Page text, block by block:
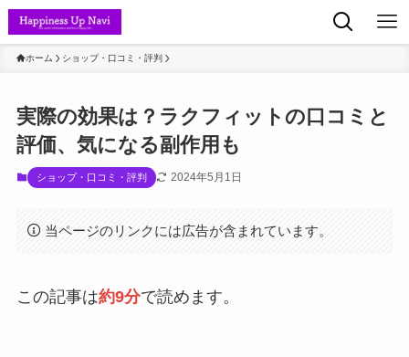
ホーム ショップ・口コミ・評判
実際の効果は？ラクフィットの口コミと
評価、気になる副作用も
ショップ・口コミ・評判 2024年5月1日
当ページのリンクには広告が含まれています。
この記事は約9分で読めます。